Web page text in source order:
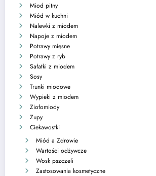
Miod pitny
Miód w kuchni
Nalewki z miodem
Napoje z miodem
Potrawy mięsne
Potrawy z ryb
Sałatki z miodem
Sosy
Trunki miodowe
Wypieki z miodem
Ziołomiody
Zupy
Ciekawostki
Miód a Zdrowie
Wartości odżywcze
Wosk pszczeli
Zastosowania kosmetyczne